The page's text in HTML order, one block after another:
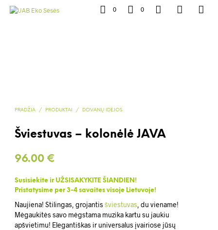
0 0
PRADŽIA / PRODUKTAI / DOVANŲ IDĖJOS
Šviestuvas – kolonėlė JAVA
96.00 €
Susisiekite ir UŽSISAKYKITE ŠIANDIEN!
Pristatysime per 3-4 savaites visoje Lietuvoje!
Naujiena! Stilingas, grojantisšviestuvas, du viename!
Mėgaukitės savo mėgstama muzika kartu su jaukiu
apšvietimu! Elegantiškas ir universalus įvairiose jūsų